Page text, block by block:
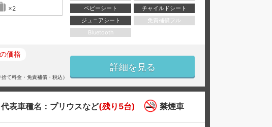
×2
ベビーシート
チャイルドシート
ジュニアシート
免責補償フル
Bluetooth
価格
て料金・免責補償・税込）
詳細を見る
表車種名：プリウスなど(残り5台) 禁煙車